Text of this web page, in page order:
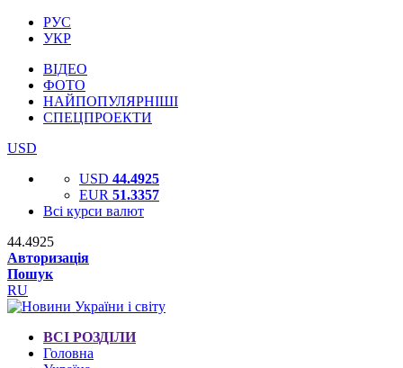
РУС
УКР
ВІДЕО
ФОТО
НАЙПОПУЛЯРНІШІ
СПЕЦПРОЕКТИ
USD
USD 44.4925
EUR 51.3357
Всі курси валют
44.4925
Авторизація
Пошук
RU
ВСІ РОЗДІЛИ
Головна